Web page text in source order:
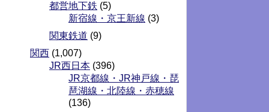
都営地下鉄 (5)
新宿線・京王新線 (3)
関東鉄道 (9)
関西 (1,007)
JR西日本 (396)
JR京都線・JR神戸線・琵
琶湖線・北陸線・赤穂線
(136)